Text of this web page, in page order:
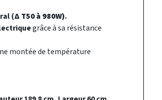
(Δ T50 à 980W).
grâce à sa résistance
montée de température